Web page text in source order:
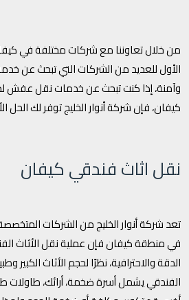
من خلال تعاوننا مع شركات مختلفة في
الأول للعديد من الشركات التي تبحث
وآمنة، إذا كنت تبحث عن خدمات نقل عفش
كيفان، فإن شركة أنوار الخليج توفر لك
نقل اثاث فندقي كيفان
تعد شركة أنوار الخليج من الشركات
في منطقة كيفان فإن عملية نقل الأثاث
الدقة والاحترافية، نظرًا لحجم الأثاث الكبير
الفندقي يشمل أسرة ضخمة، أرائك، طاولات